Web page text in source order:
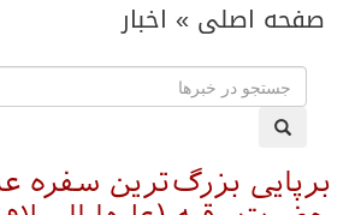
صفحه اصلی » اخبار
برپایی بزرگ‌ترین سفره